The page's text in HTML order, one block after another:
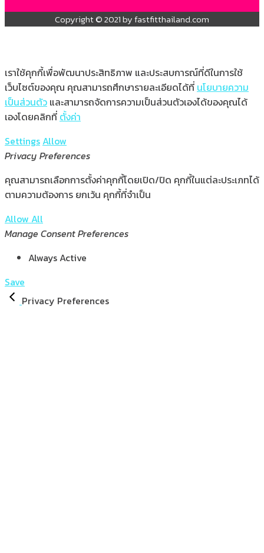
Copyright © 2021 by fastfitthailand.com
เราใช้คุกกี้เพื่อพัฒนาประสิทธิภาพ และประสบการณ์ที่ดีในการใช้
เว็บไซต์ของคุณ คุณสามารถศึกษารายละเอียดได้ที่ นโยบายความ
เป็นส่วนตัว และสามารถจัดการความเป็นส่วนตัวเองได้ของคุณได้
เองโดยคลิกที่ ตั้งค่า
SettingsAllow
Privacy Preferences
คุณสามารถเลือกการตั้งค่าคุกกี้โดยเปิด/ปิด คุกกี้ในแต่ละประเภทได้
ตามความต้องการ ยกเว้น คุกกี้ที่จำเป็น
Allow All
Manage Consent Preferences
Always Active
Save
Privacy Preferences